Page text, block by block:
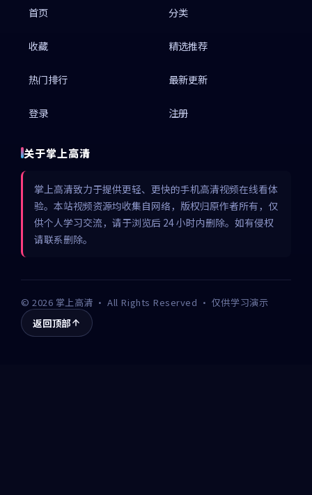
首页 分类
收藏 精选推荐
热门排行 最新更新
登录 注册
关于掌上高清
掌上高清致力于提供更轻、更快的手机高清视频在线看体
验。本站视频资源均收集自网络，版权归原作者所有，仅
供个人学习交流，请于浏览后 24 小时内删除。如有侵权
请联系删除。
©2026 掌上高清 · All Rights Reserved · 仅供学习演示
返回顶部